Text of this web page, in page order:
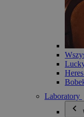
Laboratory